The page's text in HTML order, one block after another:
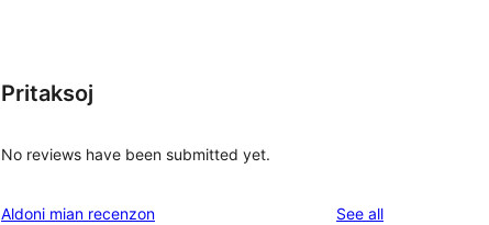
Pritaksoj
No reviews have been submitted yet.
Aldoni mian recenzon See allreviews